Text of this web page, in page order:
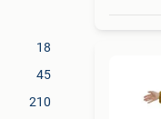
18
45
210